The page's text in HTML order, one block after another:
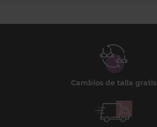
Cambios de talla gratis